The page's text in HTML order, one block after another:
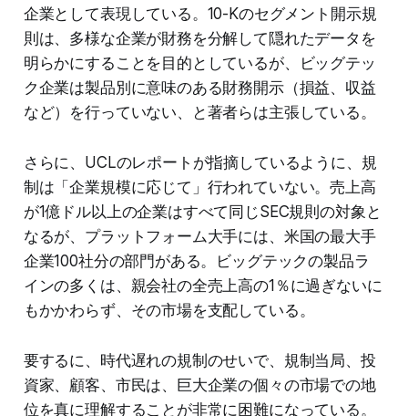
企業として表現している。10-Kのセグメント開示規
則は、多様な企業が財務を分解して隠れたデータを
明らかにすることを目的としているが、ビッグテッ
ク企業は製品別に意味のある財務開示（損益、収益
など）を行っていない、と著者らは主張している。
さらに、UCLのレポートが指摘しているように、規
制は「企業規模に応じて」行われていない。売上高
が1億ドル以上の企業はすべて同じSEC規則の対象と
なるが、プラットフォーム大手には、米国の最大手
企業100社分の部門がある。ビッグテックの製品ラ
インの多くは、親会社の全売上高の1％に過ぎないに
もかかわらず、その市場を支配している。
要するに、時代遅れの規制のせいで、規制当局、投
資家、顧客、市民は、巨大企業の個々の市場での地
位を真に理解することが非常に困難になっている。